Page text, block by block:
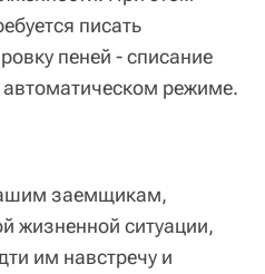
писать
пеней - списание
автоматическом режиме.
заемщикам,
жизненной ситуации,
им навстречу и